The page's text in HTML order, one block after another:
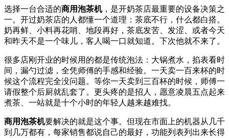
选择一台合适的商用泡茶机，是开奶茶店最重要的设备决策之
一。开过奶茶店的人都懂一个道理：茶底不行，什么都白搭。
奶再鲜、小料再花哨、地段再好，茶底发苦、发涩、或者今天
和昨天不是一个味儿，客人喝一口就知道。下次他就不来了。
很多店刚开业的时候用的都是传统泡法：大锅煮水，掐表看时
间，漏勺过滤，全凭师傅的手感和经验。一天卖一百来杯的时
候这个流程完全没问题。等你一天卖到三百杯的时候，师傅一
请假整个后厨就乱套了。更头疼的是招人，愿意凌晨五点起来
煮茶、一站就是十个小时的年轻人越来越难找。
商用泡茶机要解决的就是这个事。但现在市面上的机器从几千
到几万都有，每家销售都说自己的最好，功能列表列出来长得